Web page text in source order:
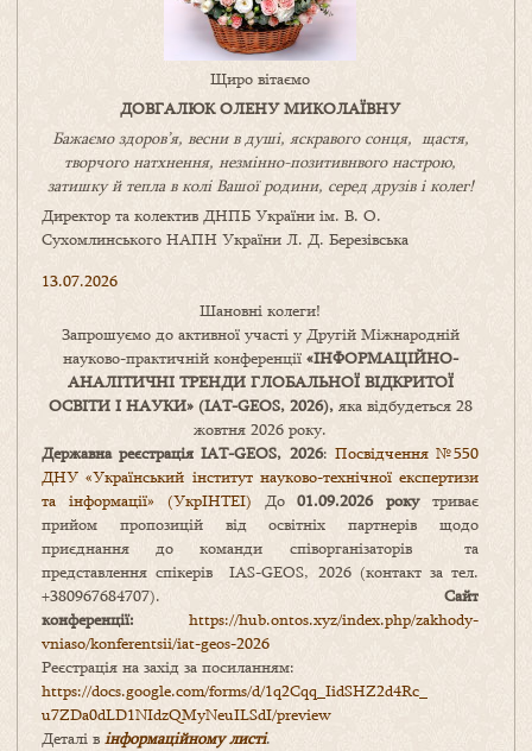
Щиро вітаємо
ДОВГАЛЮК ОЛЕНУ МИКОЛАЇВНУ
Бажаємо здоров’я, весни в душі, яскравого сонця, щастя,
творчого натхнення, незмінно-позитивнвого настрою,
затишкуйтепла в коліВашоїродини, серед друзів і колег!
Директор та колектив ДНПБ України ім. В. О.
Сухомлинського НАПН України Л. Д. Березівська
13.07.2026
Шановні колеги!
Запрошуємо до активної участі у Другій Міжнародній
науково-практичній конференції «ІНФОРМАЦІЙНО-
АНАЛІТИЧНІ ТРЕНДИ ГЛОБАЛЬНОЇ ВІДКРИТОЇ
ОСВІТИ І НАУКИ» (IAT-GEOS, 2026),яка відбудеться 28
жовтня 2026 року.
Державна реєстрація IAT-GEOS, 2026: Посвідчення №550
ДНУ «Український інститут науково-технічної експертизи
та інформації» (УкрІНТЕІ) До01.09.2026 рокутриває
прийом пропозицій від освітніх партнерів щодо
приєднання до команди співорганізаторів та
представлення спікерів IAS-GEOS, 2026 (контакт за тел.
+380967684707). Сайт
конференції: https://hub.ontos.xyz/index.php/zakhody-
vniaso/konferentsii/iat-geos-2026
Реєстрація на захід за посиланням:
https://docs.google.com/forms/d/1q2Cqq_IidSHZ2d4Rc_
u7ZDa0dLD1NIdzQMyNeuILSdI/preview
Деталі в інформаційному листі.